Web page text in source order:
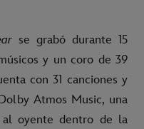
se grabó durante 15
y un coro de 39
con 31 canciones y
Atmos Music, una
al oyente dentro de la